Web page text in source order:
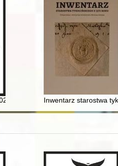
i rozwój archeologii lotniczej w
Inwentarz starostwa